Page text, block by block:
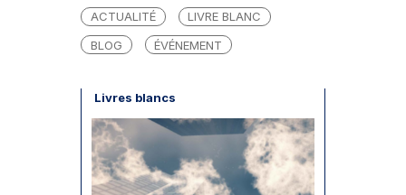
ACTUALITÉ
LIVRE BLANC
BLOG
ÉVÉNEMENT
Livres blancs